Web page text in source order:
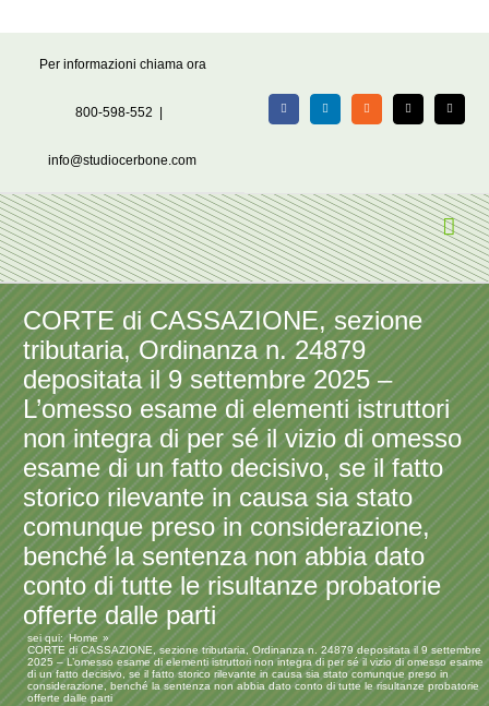
Per informazioni chiama ora
800-598-552
info@studiocerbone.com
FacebookLinkedIn Rss X Email
CORTE di CASSAZIONE, sezione
tributaria, Ordinanza n. 24879
depositata il 9 settembre 2025 –
L’omesso esame di elementi istruttori
non integra di per sé il vizio di omesso
esame di un fatto decisivo, se il fatto
storico rilevante in causa sia stato
comunque preso in considerazione,
benché la sentenza non abbia dato
conto di tutte le risultanze probatorie
offerte dalle parti
sei qui: Home
CORTE di CASSAZIONE, sezione tributaria, Ordinanza n. 24879 depositata il 9 settembre
2025 – L’omesso esame di elementi istruttori non integra di per sé il vizio di omesso esame
di un fatto decisivo, se il fatto storico rilevante in causa sia stato comunque preso in
considerazione, benché la sentenza non abbia dato conto di tutte le risultanze probatorie
offerte dalle parti